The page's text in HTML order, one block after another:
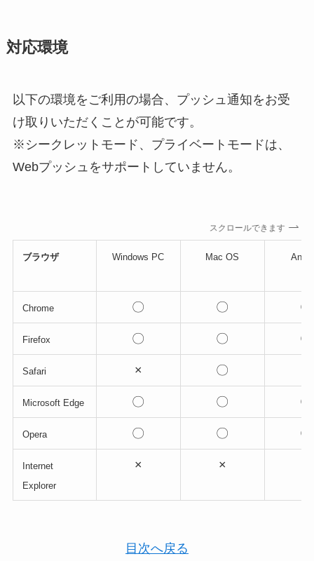
対応環境
以下の環境をご利用の場合、プッシュ通知をお受
け取りいただくことが可能です。
※シークレットモード、プライベートモードは、
Webプッシュをサポートしていません。
スクロールできます
ブラウザ Windows PC Mac OS
Chrome 〇 〇 〇
Firefox 〇 〇 〇
Safari × 〇
Microsoft Edge 〇 〇 〇
Opera 〇 〇 〇
Internet
Explorer
× ×
目次へ戻る